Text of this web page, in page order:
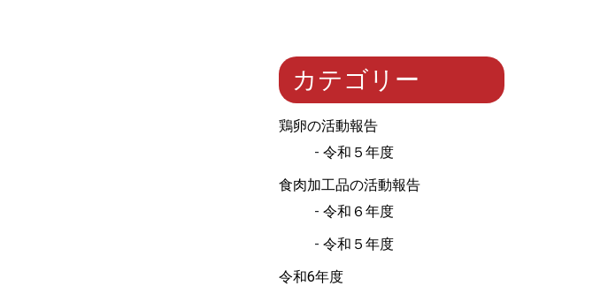
カテゴリー
鶏卵の活動報告
令和５年度
食肉加工品の活動報告
令和６年度
令和５年度
令和6年度